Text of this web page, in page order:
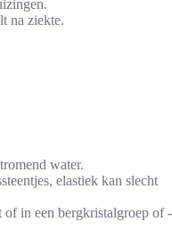
na ziekte.
water.
elastiek kan slecht
of in een bergkristalgroep of -